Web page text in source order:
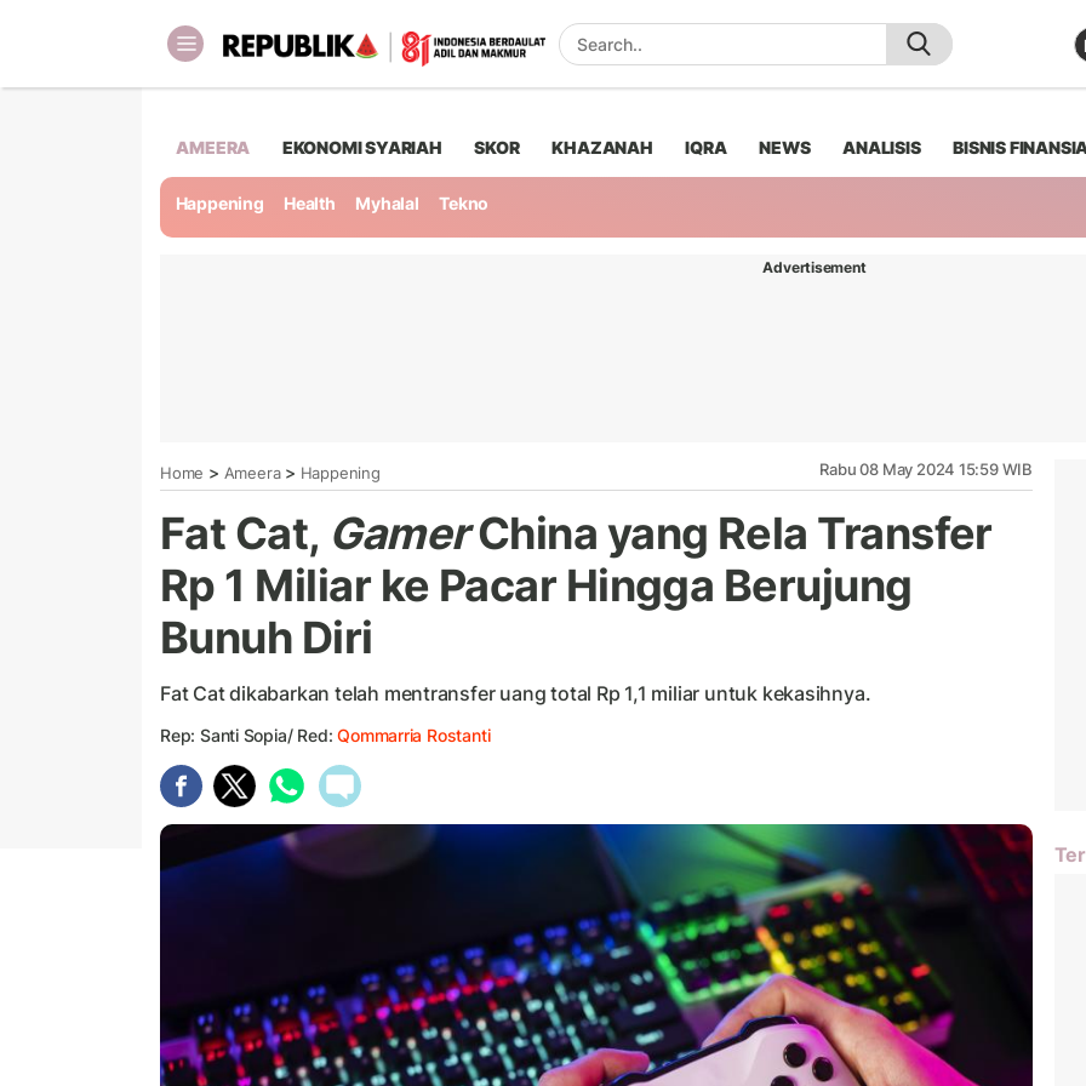
AMEERA EKONOMI SYARIAH SKOR KHAZANAH IQRA NEWS ANALISIS BISNIS
Happening Health Myhalal Tekno
Advertisement
Home > Ameera> Happening Rabu 08 May 2024 15:59 WIB
Fat Cat, GamerChina yang Rela Transfer
Rp 1 Miliar ke Pacar Hingga Berujung
Bunuh Diri
Fat Cat dikabarkan telah mentransfer uang total Rp 1,1 miliar untuk kekasihnya.
Rep: Santi Sopia/ Red:Qommarria Rostanti